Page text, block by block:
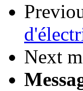
Next